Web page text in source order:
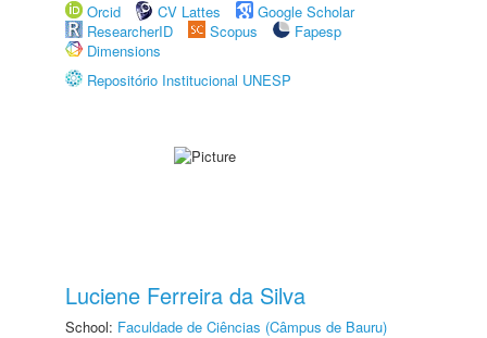
Orcid
CV Lattes
Google Scholar
ResearcherID
Scopus
Fapesp
Dimensions
Repositório Institucional UNESP
Luciene Ferreira da Silva
School: Faculdade de Ciências (Câmpus de Bauru)